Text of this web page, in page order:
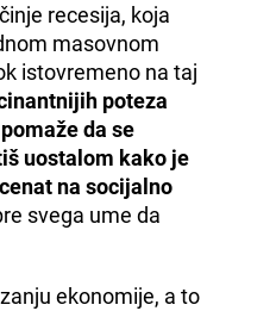
recesija, koja
masovnom
istovremeno na taj
poteza
da se
uostalom kako je
na socijalno
svega ume da
ekonomije, a to